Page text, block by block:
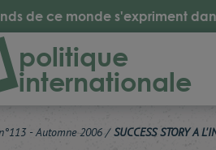
de ce monde s'expriment
politique
internationale
- Automne 2006 / SUCCESS STORY A